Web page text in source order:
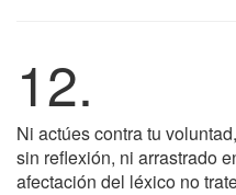
12.
Ni actúes contra tu
sin reflexión, ni arrastrado
afectación del léxico no